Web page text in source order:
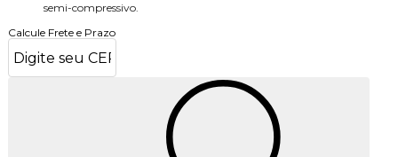
semi-compressivo.
Calcule Frete e Prazo